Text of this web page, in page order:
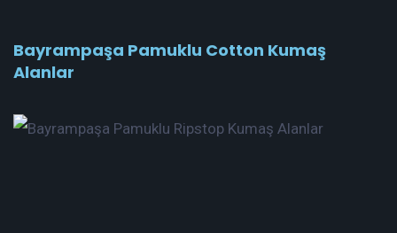
Bayrampaşa Pamuklu Cotton Kumaş
Alanlar